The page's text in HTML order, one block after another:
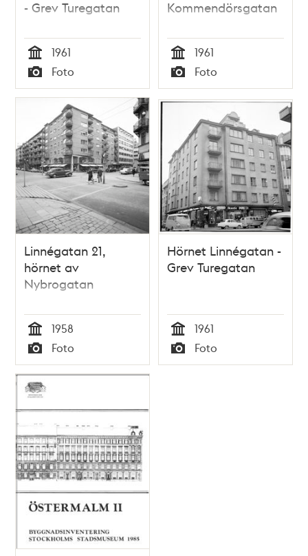
- Grev Turegatan
Tid
1961
Typ
Foto
Kommendörsgatan
Tid
1961
Typ
Foto
Linnégatan 21,
hörnet av
Nybrogatan
Tid
1958
Typ
Foto
Hörnet Linnégatan -
Grev Turegatan
Tid
1961
Typ
Foto